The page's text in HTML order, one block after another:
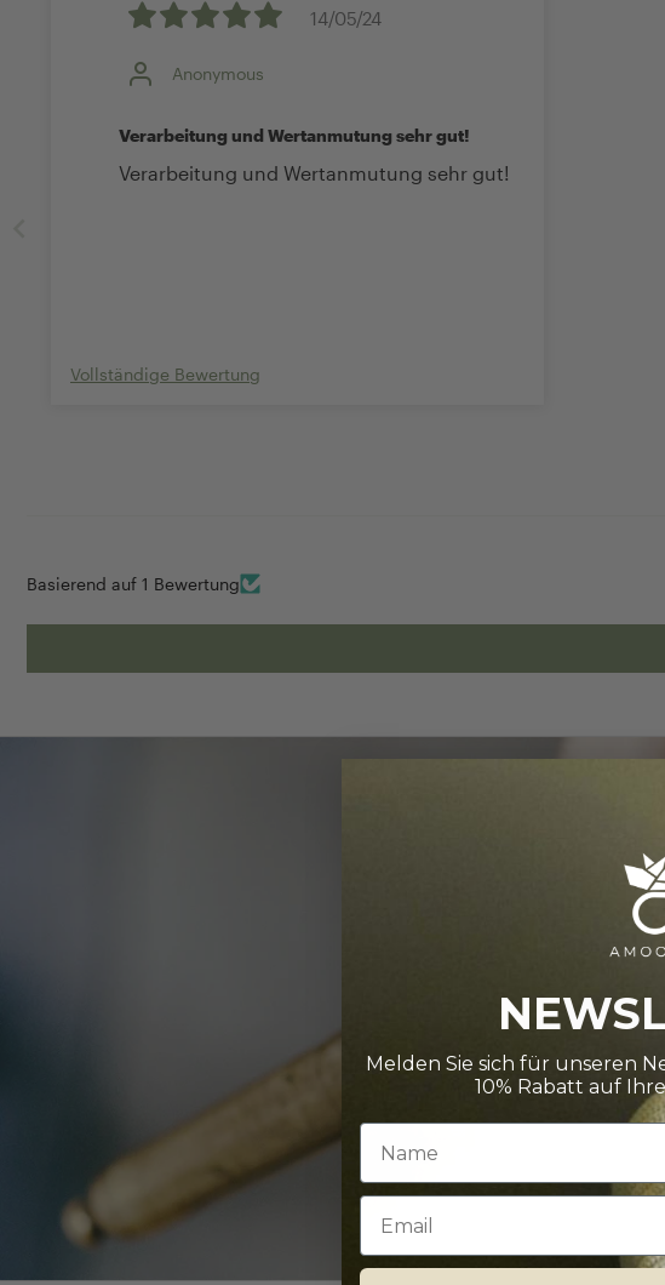
14/05/24
Anonymous
Verarbeitung und Wertanmutung sehr gut!
Verarbeitung und Wertanmutung sehr gut!
Vollständige Bewertung
Basierend auf 1 Bewertung
Melden Sie sich für unseren
10% Rabatt auf
Email